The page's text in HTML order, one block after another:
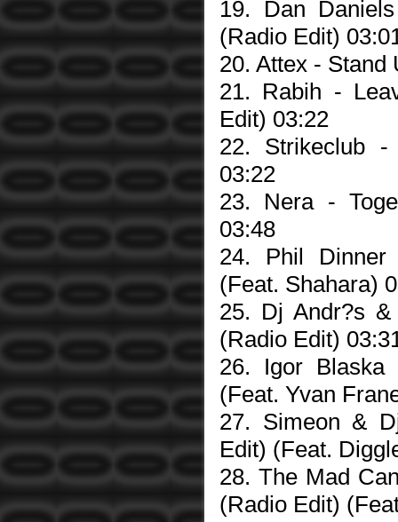
19. Dan
(Radio Edit)
20. Attex - Stand
21. Rabih -
Edit) 03:22
22. Strikeclub
03:22
23. Nera -
03:48
24. Phil Dinner
(Feat. Shahara)
25. Dj Andr?s
(Radio Edit)
26. Igor
(Feat. Yvan
27. Simeon &
Edit) (Feat.
28. The Mad
(Radio Edit)